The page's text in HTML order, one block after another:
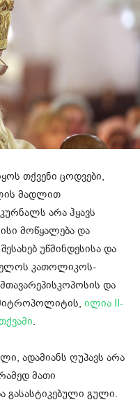
თქვენი ცოდვები,
მადლით
არა ჰყავს
მოწყალება და
უწმინდესისა და
კათოლიკოს-
და
მიტროპოლიტის, ილია II-
.
ადამიანს ღუპავს არა
მათი
გასასტიკებული გული.